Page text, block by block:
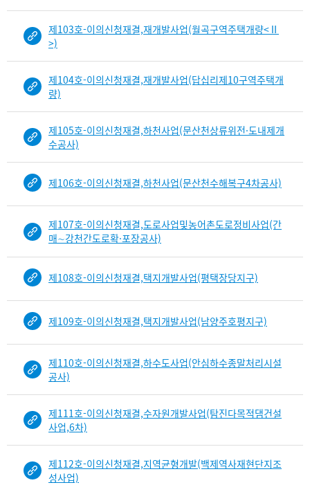
는
니
i
부
보
제103호-이의신청재결,재개발사업(월곡구역주택개량<Ⅱ
>)
제104호-이의신청재결,재개발사업(답십리제10구역주택개
량)
제105호-이의신청재결,하천사업(문산천상류위전·도내제개
수공사)
제106호-이의신청재결,하천사업(문산천수해복구4차공사)
제107호-이의신청재결,도로사업및농어촌도로정비사업(간
매∼강천간도로확·포장공사)
제108호-이의신청재결,택지개발사업(평택장당지구)
제109호-이의신청재결,택지개발사업(남양주호평지구)
제110호-이의신청재결,하수도사업(안심하수종말처리시설
공사)
제111호-이의신청재결,수자원개발사업(탐진다목적댐건설
사업,6차)
제112호-이의신청재결,지역균형개발(백제역사재현단지조
성사업)